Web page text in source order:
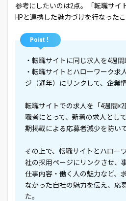
参考にしたいのは2点。「転職サイ
HPと連携した魅力づけを行なったこ
Point！
・転職サイトに同じ求人を4週
・転職サイトとハローワーク求
ジ（通年）にリンクして、企業
転職サイトでの求人を「4週間
職者にとって、新着の求人とし
期掲載による応募者減少を防い
その上で、転職サイトとハロー
社の採用ページにリンクさせ、
仕事内容・働く人の魅力など、
なかった自社の魅力を伝え、応
た。